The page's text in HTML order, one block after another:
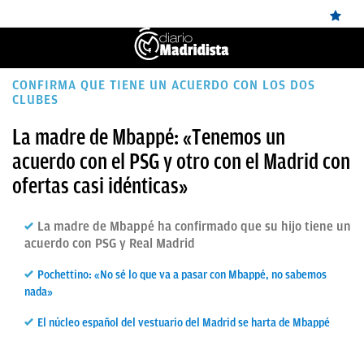
ÚLTIMAS
REAL
MADRID
CANTERA
DIRECTO
FEMENINO
CONFIRMA QUE TIENE UN ACUERDO CON LOS DOS
CLUBES
La madre de Mbappé: «Tenemos un
acuerdo con el PSG y otro con el Madrid con
ofertas casi idénticas»
La madre de Mbappé ha confirmado que su hijo tiene un
acuerdo con PSG y Real Madrid
Pochettino: «No sé lo que va a pasar con Mbappé, no sabemos
nada»
El núcleo español del vestuario del Madrid se harta de Mbappé